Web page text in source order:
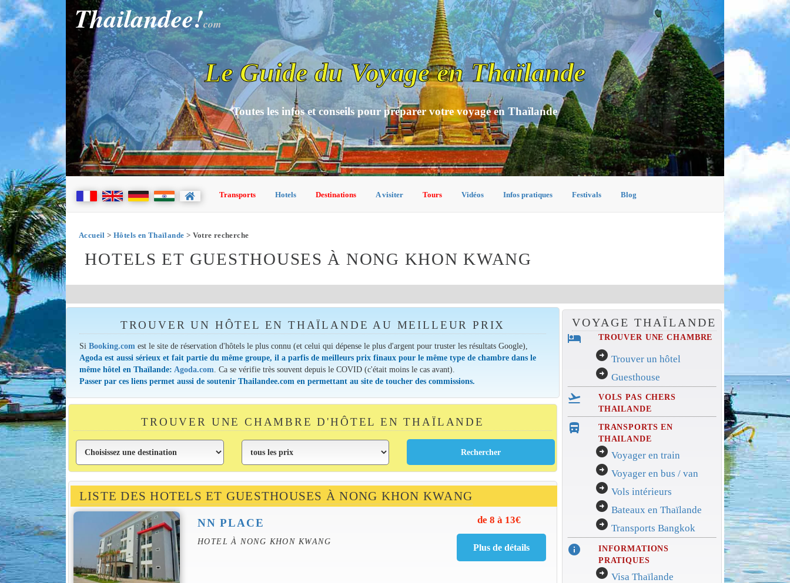
Thailandee!com
Le Guide du Voyage en Thaïlande
Toutes les infos et conseils pour préparer votre voyage en Thaïlande
Transports Hotels Destinations A visiter Tours Vidéos Infos pratiques Festivals Blog
Accueil > Hôtels en Thaïlande > Votre recherche
HOTELS ET GUESTHOUSES À NONG KHON KWANG
TROUVER UN HÔTEL EN THAÏLANDE AU MEILLEUR PRIX
SiBooking.com est le site de réservation d'hôtels le plus connu (et celui qui dépense le plus d'argent pour truster les résultats Google),
Agoda est aussi sérieux et fait partie du même groupe, il a parfis de meilleurs prix finaux pour le même type de chambre dans le
même hôtel en Thaïlande:Agoda.com. Ca se vérifie très souvent depuis le COVID (c'était moins le cas avant).
Passer par ces liens permet aussi de soutenir Thailandee.com en permettant au site de toucher des commissions.
TROUVER UNE CHAMBRE D'HÔTEL EN THAÏLANDE
LISTE DES HOTELS ET GUESTHOUSES À NONG KHON KWANG
NN PLACE
HOTEL À NONG KHON KWANG
de 8 à 13€
VOYAGE THAÏLANDE
hotel TROUVER UNE CHAMBRE
arrow_circle_right Trouver un hôtel
arrow_circle_right Guesthouse
flight_takeoff
VOLS PAS CHERS
THAILANDE
directions_bus_filled
TRANSPORTS EN
THAILANDE
arrow_circle_right Voyager en train
arrow_circle_right Voyager en bus / van
arrow_circle_right Vols intérieurs
arrow_circle_right Bateaux en Thaïlande
arrow_circle_right Transports Bangkok
info
INFORMATIONS
PRATIQUES
arrow_circle_right Visa Thaïlande